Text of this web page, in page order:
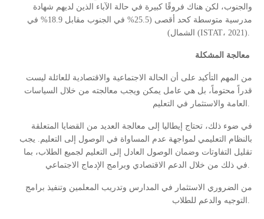
والجنوب، لكن هناك فروقًا كبيرة في حالة الآباء الذين لديهم شهادة
مدرسية متوسطة كحد أقصى (25.5% في الجنوب مقابل 18.9% في
الشمال) (ISTAT، 2021).
معالجة المشكلة
من المهم التأكيد على أن الحالة الاجتماعية والاقتصادية للعائلة ليست
قدراً محتوماً، بل هي عامل يمكن ويجب معالجته من خلال السياسات
العامة والاستثمار في التعليم
في ضوء ذلك، تحتاج إيطاليا إلى معالجة العديد من القضايا المتعلقة
بالنظام التعليمي لمواجهة عدم المساواة في الوصول إلى التعليم. يجب
تقليل التفاوتات وضمان الوصول العادل إلى التعليم لجميع الطلاب، بما
في ذلك من خلال الدعم الاقتصادي وبرامج الإدماج الاجتماعي
من الضروري الاستثمار في المدارس وتدريب المعلمين وتنفيذ برامج
التوجيه والدعم للطلاب